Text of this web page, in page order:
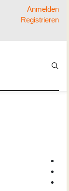
Anmelden
Registrieren